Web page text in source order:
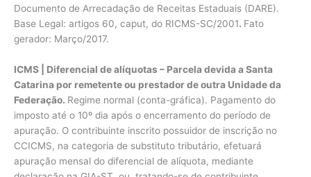
Documento de Arrecadação de Receitas Estaduais (DARE).
Base Legal: artigos 60, caput, do RICMS-SC/2001. Fato
gerador: Março/2017.
ICMS | Diferencial de alíquotas – Parcela devida a Santa
Catarina por remetente ou prestador de outra Unidade da
Federação. Regime normal (conta-gráfica). Pagamento do
imposto até o 10º dia após o encerramento do período de
apuração. O contribuinte inscrito possuidor de inscrição no
CCICMS, na categoria de substituto tributário, efetuará
apuração mensal do diferencial de alíquota, mediante